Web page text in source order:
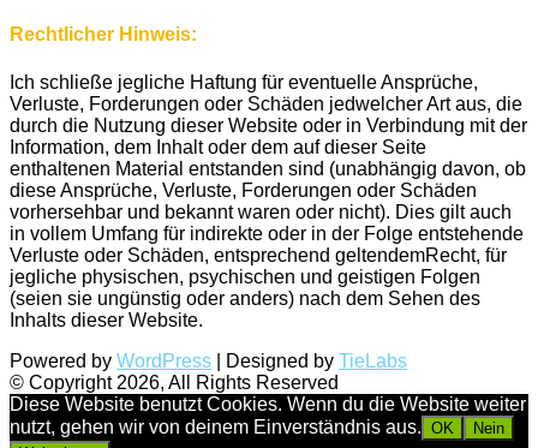
Rechtlicher Hinweis:
Ich schließe jegliche Haftung für eventuelle Ansprüche,
Verluste, Forderungen oder Schäden jedwelcher Art aus, die
durch die Nutzung dieser Website oder in Verbindung mit der
Information, dem Inhalt oder dem auf dieser Seite
enthaltenen Material entstanden sind (unabhängig davon, ob
diese Ansprüche, Verluste, Forderungen oder Schäden
vorhersehbar und bekannt waren oder nicht). Dies gilt auch
in vollem Umfang für indirekte oder in der Folge entstehende
Verluste oder Schäden, entsprechend geltendemRecht, für
jegliche physischen, psychischen und geistigen Folgen
(seien sie ungünstig oder anders) nach dem Sehen des
Inhalts dieser Website.
Powered by WordPress | Designed by TieLabs
© Copyright 2026, All Rights Reserved
Diese Website benutzt Cookies. Wenn du die Website weiter
nutzt, gehen wir von deinem Einverständnis aus. OK
Nein